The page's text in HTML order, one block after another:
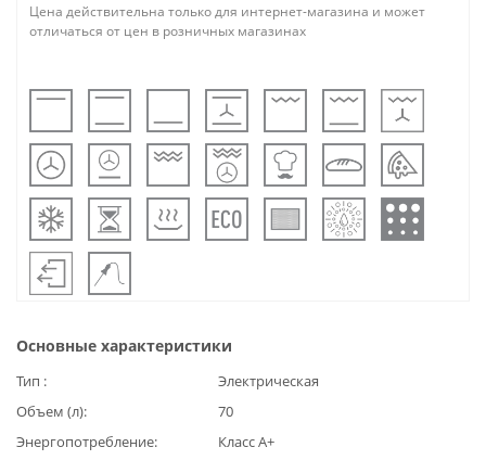
Цена действительна только для интернет-магазина и может
отличаться от цен в розничных магазинах
Основные характеристики
Тип
Электрическая
Объем (л)
70
Энергопотребление
Класс А+